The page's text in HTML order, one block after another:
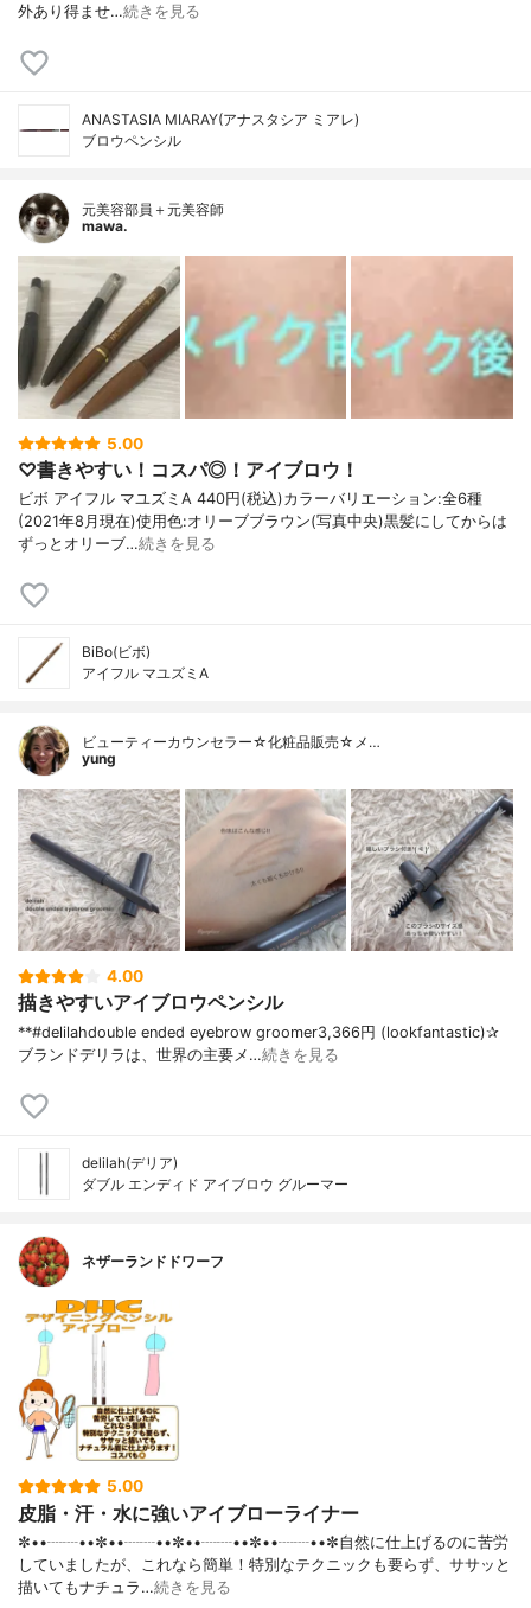
外あり得ませ…続きを見る
ANASTASIA MIARAY(アナスタシア ミアレ)
ブロウペンシル
元美容部員＋元美容師
mawa.
5.00
♡書きやすい！コスパ◎！アイブロウ！
ビボ アイフル マユズミA 440円(税込)カラーバリエーション:全6種
(2021年8月現在)使用色:オリーブブラウン(写真中央)黒髪にしてからは
ずっとオリーブ…続きを見る
BiBo(ビボ)
アイフル マユズミA
ビューティーカウンセラー☆化粧品販売☆メ…
yung
4.00
描きやすいアイブロウペンシル
**#delilahdouble ended eyebrow groomer⁡3,366円 (lookfantastic)⁡✰︎
ブランド⁡デリラは、世界の主要メ…続きを見る
delilah(デリア)
ダブル エンディド アイブロウ グルーマー
ネザーランドドワーフ
5.00
皮脂・汗・水に強いアイブローライナー
✼••┈┈••✼••┈┈••✼••┈┈••✼••┈┈••✼自然に仕上げるのに苦労
していましたが、これなら簡単！特別なテクニックも要らず、ササッと
描いてもナチュラ…続きを見る